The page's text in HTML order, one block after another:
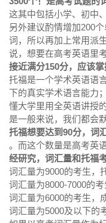
这其中包括小学、初中
另外建议酌情增加200
词，所以再加上常用派
说，想要在高考英语里
接近满分150分，应该掌
托福是一个学术英语语
下的真实学术语言能力
懂大学里用全英语讲授
是一般来说，我们都会
托福想要达到90分，词
。而这个数量是高考英
经研究，词汇量和托福
词汇量为9000的考生，
词汇量为8000-7000的
词汇量为6000的考生，
词汇量为5000及以下的